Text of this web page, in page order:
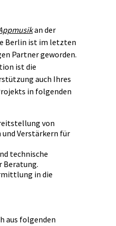
an der
Berlin ist im letzten
Partner geworden.
ist die
auch Ihres
in folgenden
von
Verstärkern für
technische
Beratung.
in die
aus folgenden